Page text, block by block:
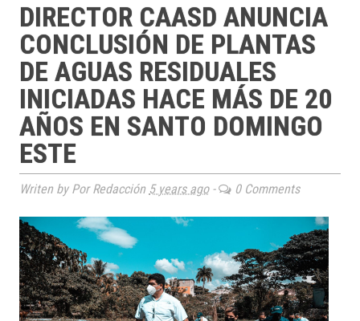
DIRECTOR CAASD ANUNCIA
CONCLUSIÓN DE PLANTAS
DE AGUAS RESIDUALES
INICIADAS HACE MÁS DE 20
AÑOS EN SANTO DOMINGO
ESTE
Writen by Por Redacción 5 years ago- 0 Comments